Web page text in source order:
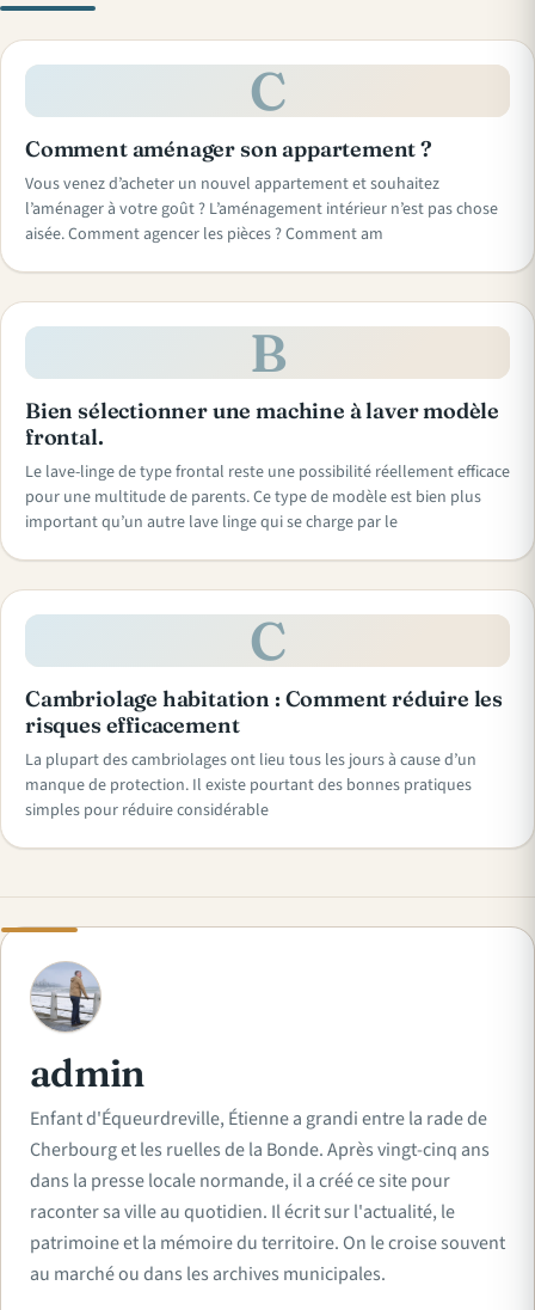
C
Comment aménager son appartement ?
Vous venez d’acheter un nouvel appartement et souhaitez
l’aménager à votre goût ? L’aménagement intérieur n’est pas chose
aisée. Comment agencer les pièces ? Comment am
B
Bien sélectionner une machine à laver modèle
frontal.
Le lave-linge de type frontal reste une possibilité réellement efficace
pour une multitude de parents. Ce type de modèle est bien plus
important qu’un autre lave linge qui se charge par le
C
Cambriolage habitation : Comment réduire les
risques efficacement
La plupart des cambriolages ont lieu tous les jours à cause d’un
manque de protection. Il existe pourtant des bonnes pratiques
simples pour réduire considérable
A
admin
Enfant d'Équeurdreville, Étienne a grandi entre la rade de
Cherbourg et les ruelles de la Bonde. Après vingt-cinq ans
dans la presse locale normande, il a créé ce site pour
raconter sa ville au quotidien. Il écrit sur l'actualité, le
patrimoine et la mémoire du territoire. On le croise souvent
au marché ou dans les archives municipales.